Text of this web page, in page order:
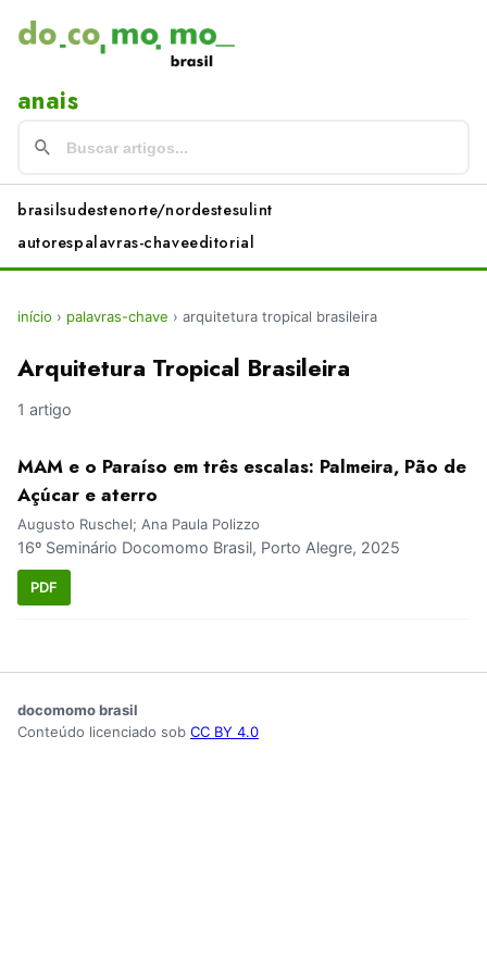
anais
brasilsudestenorte/nordestesulint
autorespalavras-chaveeditorial
início › palavras-chave › arquitetura tropical brasileira
Arquitetura Tropical Brasileira
1 artigo
MAM e o Paraíso em três escalas: Palmeira, Pão de
Açúcar e aterro
Augusto Ruschel; Ana Paula Polizzo
16º Seminário Docomomo Brasil, Porto Alegre, 2025
PDF
docomomo brasil
Conteúdo licenciado sob CC BY 4.0